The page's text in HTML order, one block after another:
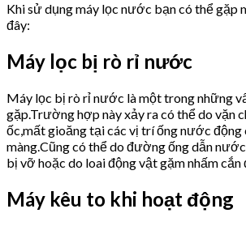
Khi sử dụng máy lọc nước bạn có thể gặp
đây:
Máy lọc bị rò rỉ nước
Máy lọc bị rò rỉ nước là một trong những
gặp.Trường hợp này xảy ra có thể do vặn
ốc,mất gioăng tại các vị trí ống nước
màng.Cũng có thể do đường ống dẫn
bị vỡ hoặc do loai động vật gặm nhấm
Máy kêu to khi hoạt động